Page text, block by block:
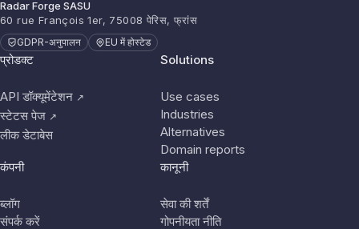
Radar Forge SASU
60 rue François 1er, 75008 पेरिस, फ्रांस
GDPR-अनुपालन EU में होस्टेड
प्रोडक्ट
API डॉक्यूमेंटेशन ↗
स्टेटस पेज ↗
लीक डेटाबेस
Solutions
Use cases
Industries
Alternatives
Domain reports
कंपनी
ब्लॉग
संपर्क करें
कानूनी
सेवा की शर्तें
गोपनीयता नीति